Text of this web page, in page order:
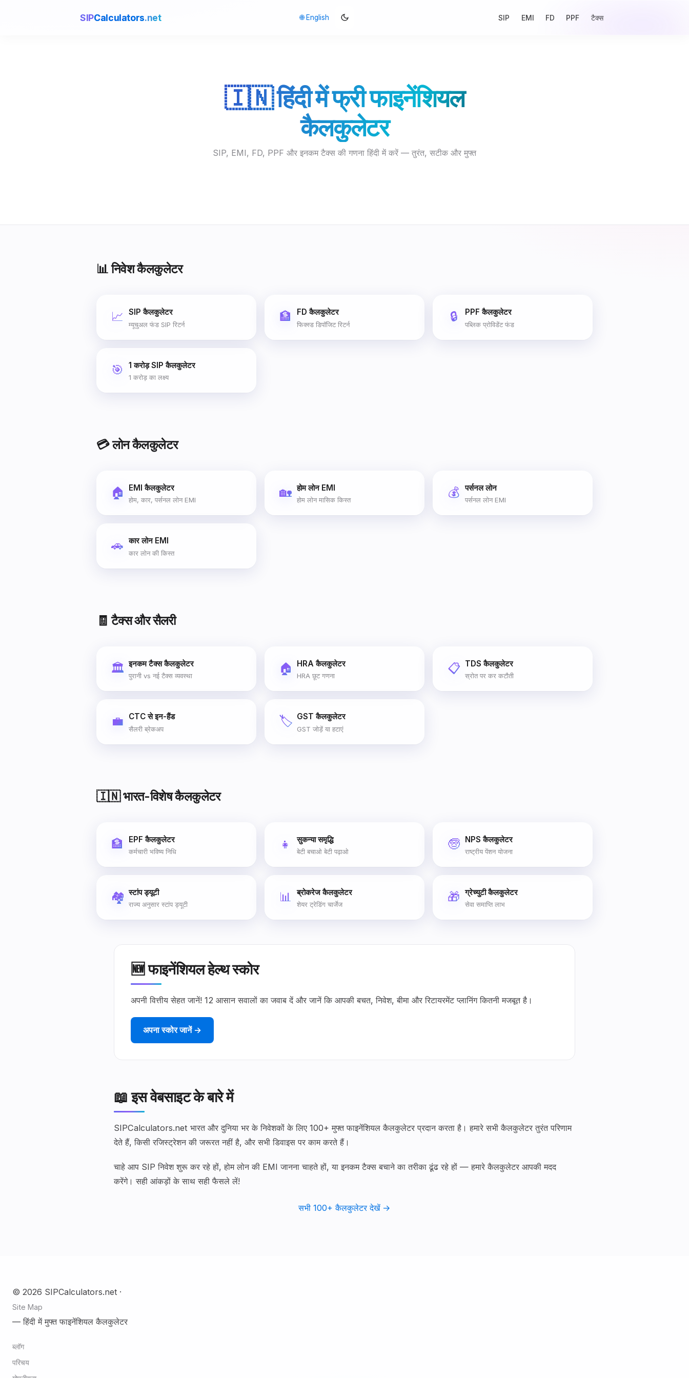
SIPCalculators.net 🌐 English SIP EMI FD PPF टैक्स
🇮🇳 हिंदी में फ्री फाइनेंशियल
कैलकुलेटर
SIP, EMI, FD, PPF और इनकम टैक्स की गणना हिंदी में करें — तुरंत, सटीक और मुफ्त
📊 निवेश कैलकुलेटर
📈 SIP कैलकुलेटर
म्यूचुअल फंड SIP रिटर्न
🏦 FD कैलकुलेटर
फिक्स्ड डिपॉजिट रिटर्न
🔒 PPF कैलकुलेटर
पब्लिक प्रोविडेंट फंड
🎯 1 करोड़ SIP कैलकुलेटर
1 करोड़ का लक्ष्य
💳 लोन कैलकुलेटर
🏠 EMI कैलकुलेटर
होम, कार, पर्सनल लोन EMI
🏡 होम लोन EMI
होम लोन मासिक किस्त
💰 पर्सनल लोन
पर्सनल लोन EMI
🚗 कार लोन EMI
कार लोन की किस्त
🧾 टैक्स और सैलरी
🏛️ इनकम टैक्स कैलकुलेटर
पुरानी vs नई टैक्स व्यवस्था
🏠 HRA कैलकुलेटर
HRA छूट गणना
📋 TDS कैलकुलेटर
स्रोत पर कर कटौती
💼 CTC से इन-हैंड
सैलरी ब्रेकअप
🏷️ GST कैलकुलेटर
GST जोड़ें या हटाएं
🇮🇳 भारत-विशेष कैलकुलेटर
🏦 EPF कैलकुलेटर
कर्मचारी भविष्य निधि
👧 सुकन्या समृद्धि
बेटी बचाओ बेटी पढ़ाओ
🧓 NPS कैलकुलेटर
राष्ट्रीय पेंशन योजना
🏘️ स्टांप ड्यूटी
राज्य अनुसार स्टांप ड्यूटी
📊 ब्रोकरेज कैलकुलेटर
शेयर ट्रेडिंग चार्जेज
🎁 ग्रेच्युटी कैलकुलेटर
सेवा समाप्ति लाभ
🆕 फाइनेंशियल हेल्थ स्कोर
अपनी वित्तीय सेहत जानें! 12 आसान सवालों का जवाब दें और जानें कि आपकी बचत, निवेश, बीमा और रिटायरमेंट प्लानिंग कितनी मजबूत है।
अपना स्कोर जानें →
📖 इस वेबसाइट के बारे में
SIPCalculators.net भारत और दुनिया भर के निवेशकों के लिए 100+ मुफ्त फाइनेंशियल कैलकुलेटर प्रदान करता है। हमारे सभी कैलकुलेटर तुरंत परिणाम
देते हैं, किसी रजिस्ट्रेशन की जरूरत नहीं है, और सभी डिवाइस पर काम करते हैं।
चाहे आप SIP निवेश शुरू कर रहे हों, होम लोन की EMI जानना चाहते हों, या इनकम टैक्स बचाने का तरीका ढूंढ रहे हों — हमारे कैलकुलेटर आपकी मदद
करेंगे। सही आंकड़ों के साथ सही फैसले लें!
सभी 100+ कैलकुलेटर देखें →
© 2026 SIPCalculators.net ·
Site Map
— हिंदी में मुफ्त फाइनेंशियल कैलकुलेटर
ब्लॉग
परिचय